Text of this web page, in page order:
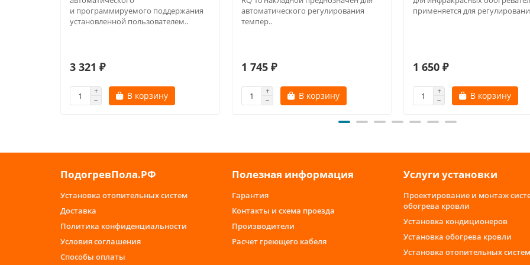
и программируемого поддержания
установленной пользователем..
3 321 ₽
В корзину
автоматического регулирования
темпер..
1 745 ₽
В корзину
применяется для
1 650 ₽
В корзину
ПодогревПола.РФ
Установка отопительных систем
Доставка
Политика конфиденциальности
Условия соглашения
Способы оплаты
Полезная информация
Гарантия
Контакты и схема проезда
Производители
Расчет греющего кабеля
Услуги установки
Проектирование и монтаж
обогрева кровли
Установка кондиционеров
Установка обогрева кровли
Установка отопительных систем